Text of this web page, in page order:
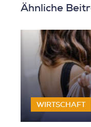
Ähnliche
WIRTSCHAFT